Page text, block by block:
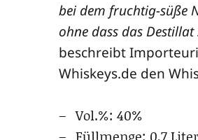
bei dem fruch­tig-süße
ohne dass das
beschreibt
Whiskeys.de den
Vol.%: 40%